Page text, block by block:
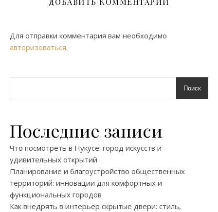
Для отправки комментария вам необходимо
авторизоваться.
Поиск
Последние записи
Что посмотреть в Нукусе: город искусств и
удивительных открытий
Планирование и благоустройство общественных
территорий: инновации для комфортных и
функциональных городов
Как внедрять в интерьер скрытые двери: стиль,